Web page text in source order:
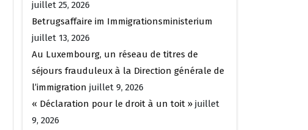
juillet 25, 2026
Betrugsaffaire im Immigrationsministerium
juillet 13, 2026
Au Luxembourg, un réseau de titres de
séjours frauduleux à la Direction générale de
l’immigration juillet 9, 2026
« Déclaration pour le droit à un toit » juillet
9, 2026